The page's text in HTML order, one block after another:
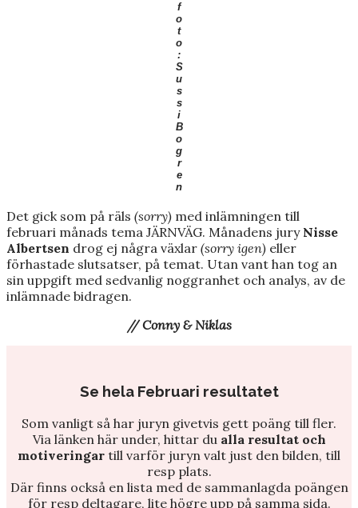
f
o
t
o
:
S
u
s
s
i
B
o
g
r
e
n
Det gick som på räls (sorry) med inlämningen till
februari månads tema JÄRNVÄG. Månadens jury Nisse
Albertsen drog ej några växlar (sorry igen) eller
förhastade slutsatser, på temat. Utan vant han tog an
sin uppgift med sedvanlig noggranhet och analys, av de
inlämnade bidragen.
// Conny & Niklas
Se hela Februari resultatet
Som vanligt så har juryn givetvis gett poäng till fler.
Via länken här under, hittar du alla resultat och
motiveringar till varför juryn valt just den bilden, till
resp plats.
Där finns också en lista med de sammanlagda poängen
för resp deltagare, lite högre upp på samma sida.